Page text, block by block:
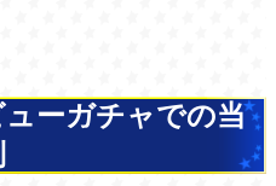
ーガチャでの当